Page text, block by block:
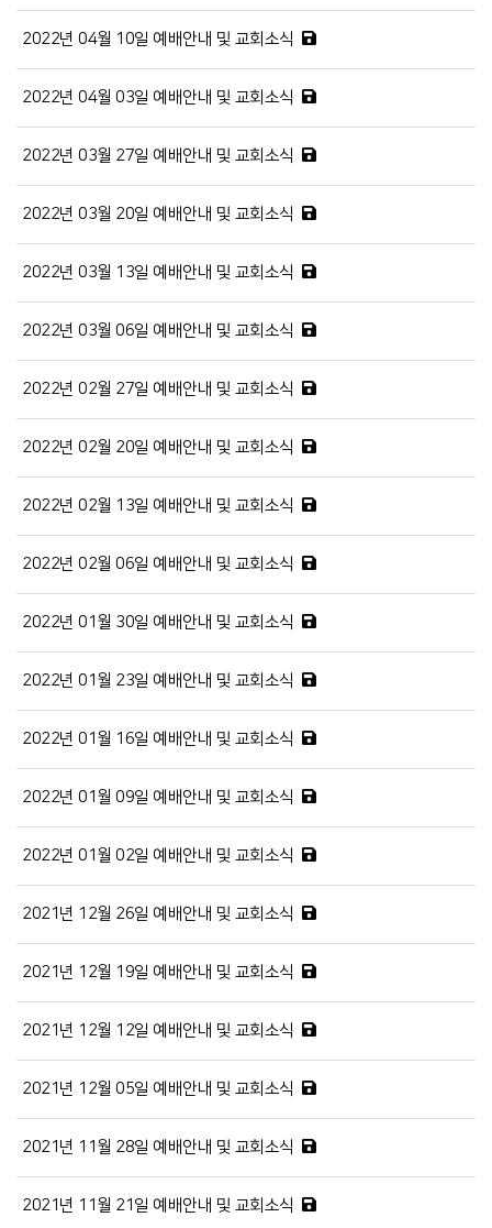
2022년 04월 10일 예배안내 및 교회소식
2022년 04월 03일 예배안내 및 교회소식
2022년 03월 27일 예배안내 및 교회소식
2022년 03월 20일 예배안내 및 교회소식
2022년 03월 13일 예배안내 및 교회소식
2022년 03월 06일 예배안내 및 교회소식
2022년 02월 27일 예배안내 및 교회소식
2022년 02월 20일 예배안내 및 교회소식
2022년 02월 13일 예배안내 및 교회소식
2022년 02월 06일 예배안내 및 교회소식
2022년 01월 30일 예배안내 및 교회소식
2022년 01월 23일 예배안내 및 교회소식
2022년 01월 16일 예배안내 및 교회소식
2022년 01월 09일 예배안내 및 교회소식
2022년 01월 02일 예배안내 및 교회소식
2021년 12월 26일 예배안내 및 교회소식
2021년 12월 19일 예배안내 및 교회소식
2021년 12월 12일 예배안내 및 교회소식
2021년 12월 05일 예배안내 및 교회소식
2021년 11월 28일 예배안내 및 교회소식
2021년 11월 21일 예배안내 및 교회소식